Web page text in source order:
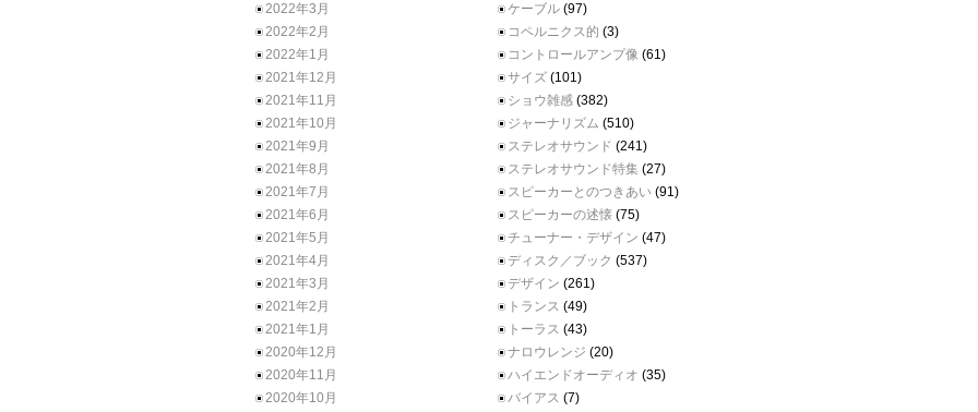
2022年3月
2022年2月
2022年1月
2021年12月
2021年11月
2021年10月
2021年9月
2021年8月
2021年7月
2021年6月
2021年5月
2021年4月
2021年3月
2021年2月
2021年1月
2020年12月
2020年11月
2020年10月
ケーブル (97)
コペルニクス的 (3)
コントロールアンプ像 (61)
サイズ (101)
ショウ雑感 (382)
ジャーナリズム (510)
ステレオサウンド (241)
ステレオサウンド特集 (27)
スピーカーとのつきあい (91)
スピーカーの述懐 (75)
チューナー・デザイン (47)
ディスク／ブック (537)
デザイン (261)
トランス (49)
トーラス (43)
ナロウレンジ (20)
ハイエンドオーディオ (35)
バイアス (7)